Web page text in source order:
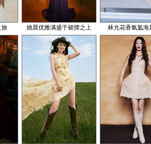
旅 姚晨优雅满盛于裙摆之上 林允花香氤氲海